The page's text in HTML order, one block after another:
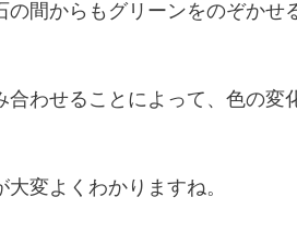
間からもグリーンをのぞかせ
わせることによって、色の変
変よくわかりますね。